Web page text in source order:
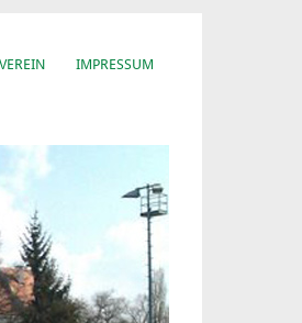
VEREIN IMPRESSUM